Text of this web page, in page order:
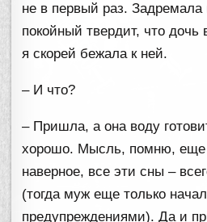
не в первый раз.
покойный твердит, что дочь
я скорей бежала к ней.
– И что?
– Пришла, а она воду
хорошо. Мысль, помню, еще
наверное, все эти сны –
(тогда муж еще только
предупреждениями). Да и